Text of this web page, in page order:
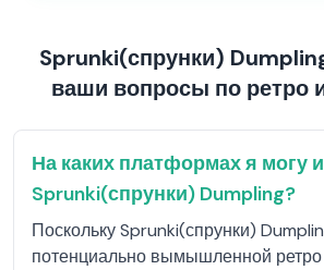
Sprunki(спрунки)
ваши вопросы по ретро
На каких платформах я могу
Sprunki(спрунки) Dumpling?
Поскольку Sprunki(спрунки)
потенциально вымышленной ретро